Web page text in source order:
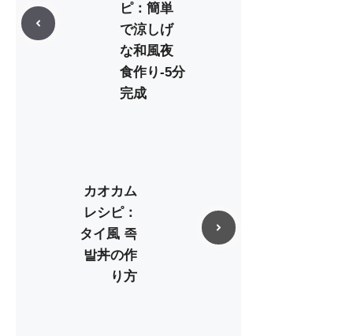
ピ：簡単
で涼しげ
な和風夜
食作り-5分
完成
カオカム
レシピ：
タイ風 족
발丼の作
り方